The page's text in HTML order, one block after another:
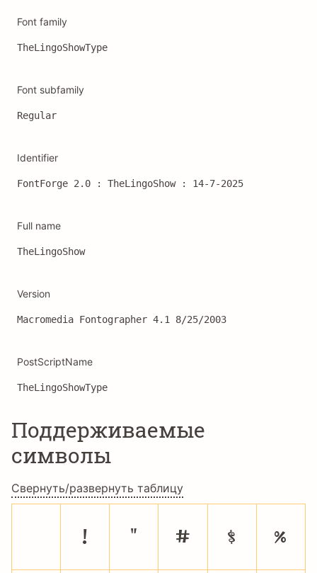
Font family
TheLingoShowType
Font subfamily
Regular
Identifier
FontForge 2.0 : TheLingoShow : 14-7-2025
Full name
TheLingoShow
Version
Macromedia Fontographer 4.1 8/25/2003
PostScriptName
TheLingoShowType
Поддерживаемые
символы
Свернуть/развернуть таблицу
! " # $ %